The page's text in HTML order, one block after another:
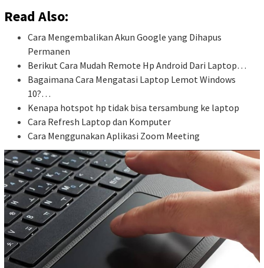
Read Also:
Cara Mengembalikan Akun Google yang Dihapus
Permanen
Berikut Cara Mudah Remote Hp Android Dari Laptop…
Bagaimana Cara Mengatasi Laptop Lemot Windows
10?…
Kenapa hotspot hp tidak bisa tersambung ke laptop
Cara Refresh Laptop dan Komputer
Cara Menggunakan Aplikasi Zoom Meeting